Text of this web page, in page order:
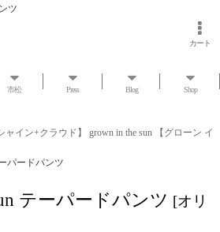
ツ
カート
市松 Press Blog Shop
イン+クラウド】 grown in the sun 【グローン イ
パードパンツ
テーパードパンツ [オリ